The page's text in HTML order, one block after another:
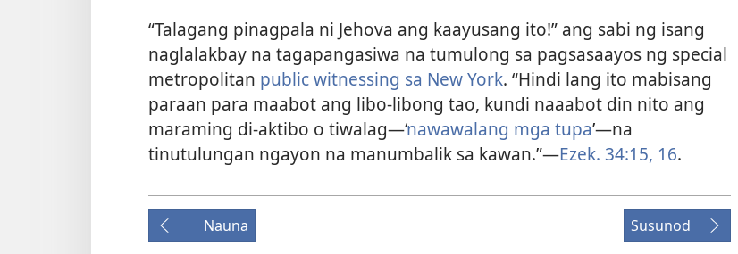
“Talagang pinagpala ni Jehova ang kaayusang ito!” ang sabi ng isang
naglalakbay na tagapangasiwa na tumulong sa pagsasaayos ng special
metropolitan public witnessing sa New York. “Hindi lang ito mabisang
paraan para maabot ang libo-libong tao, kundi naaabot din nito ang
maraming di-aktibo o tiwalag—‘nawawalang mga tupa’—na
tinutulungan ngayon na manumbalik sa kawan.”—Ezek. 34:15, 16.
Nauna Susunod